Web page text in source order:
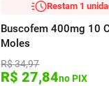
Restam 1
Buscofem 400mg 10
Moles
R$34,97
R$ 27,84no PIX